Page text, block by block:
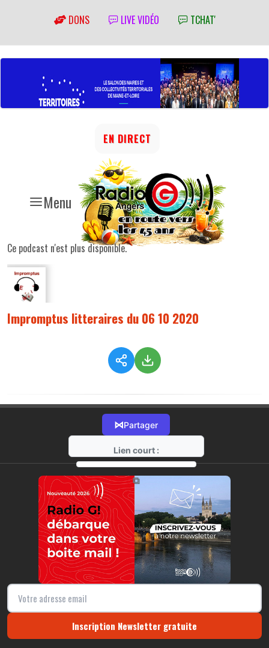
DONS LIVE VIDÉO TCHAT'
Menu
EN DIRECT
Ce podcast n'est plus disponible.
Impromptus litteraires du 06 10 2020
⋈Partager
Lien court :
https://radio-g.fr?2978
⧉
Inscription Newsletter gratuite